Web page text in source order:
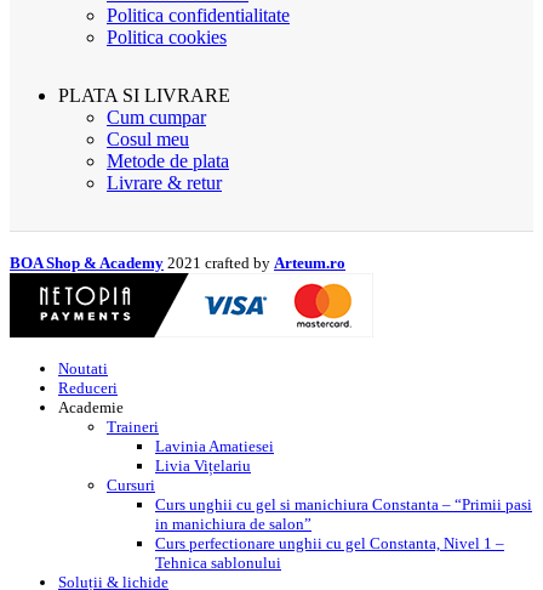
Politica confidentialitate
Politica cookies
PLATA SI LIVRARE
Cum cumpar
Cosul meu
Metode de plata
Livrare & retur
BOA Shop & Academy 2021 crafted by Arteum.ro
Noutati
Reduceri
Academie
Traineri
Lavinia Amatiesei
Livia Vițelariu
Cursuri
Curs unghii cu gel si manichiura Constanta – “Primii pasi
in manichiura de salon”
Curs perfectionare unghii cu gel Constanta, Nivel 1 –
Tehnica sablonului
Soluții & lichide